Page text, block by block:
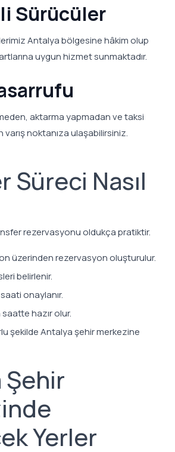
Sürücüler
Antalya bölgesine hâkim olup
uygun hizmet sunmaktadır.
aktarma yapmadan ve taksi
noktanıza ulaşabilirsiniz.
Süreci Nasıl
rezervasyonu oldukça pratiktir.
üzerinden rezervasyon oluşturulur.
belirlenir.
onaylanır.
saatte hazır olur.
şekilde Antalya şehir merkezine
Yerler